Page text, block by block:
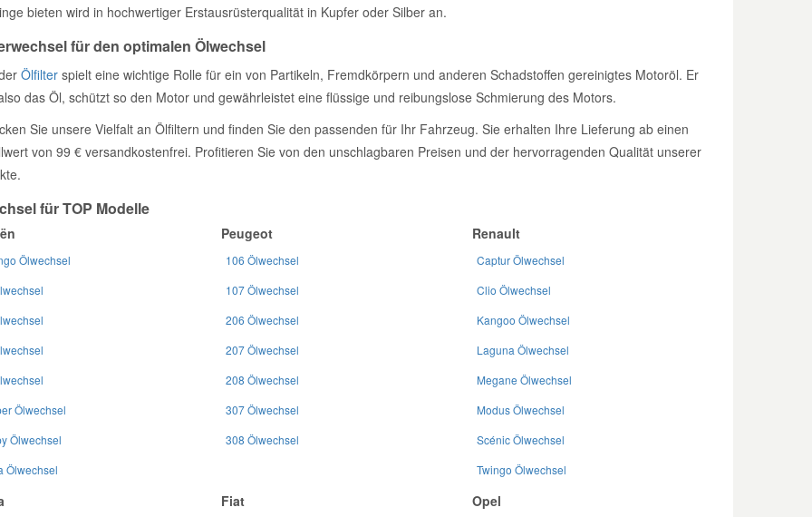
bieten wird in hochwertiger Erstausrüsterqualität in Kupfer oder Silber an.
für den optimalen Ölwechsel
Ölfilterspielt eine wichtige Rolle für ein von Partikeln, Fremdkörpern und anderen Schadstoffen gereinigtes Motoröl. Er
das Öl, schützt so den Motor und gewährleistet eine flüssige und reibungslose Schmierung des Motors.
Sie unsere Vielfalt an Ölfiltern und finden Sie den passenden für Ihr Fahrzeug. Sie erhalten Ihre Lieferung ab einen
von 99 € versandkostenfrei. Profitieren Sie von den unschlagbaren Preisen und der hervorragenden Qualität unserer
für TOP Modelle
Ölwechsel
Ölwechsel
Ölwechsel
Ölwechsel
Peugeot
106 Ölwechsel
107 Ölwechsel
206 Ölwechsel
207 Ölwechsel
208 Ölwechsel
307 Ölwechsel
308 Ölwechsel
Renault
Captur Ölwechsel
Clio Ölwechsel
Kangoo Ölwechsel
Laguna Ölwechsel
Megane Ölwechsel
Modus Ölwechsel
Scénic Ölwechsel
Twingo Ölwechsel
Fiat Opel